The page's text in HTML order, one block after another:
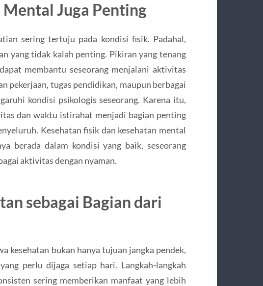
Juga Penting
sering tertuju pada kondisi fisik. Padahal,
yang tidak kalah penting. Pikiran yang tenang
membantu seseorang menjalani aktivitas
pekerjaan, tugas pendidikan, maupun berbagai
kondisi psikologis seseorang. Karena itu,
dan waktu istirahat menjadi bagian penting
Kesehatan fisik dan kesehatan mental
berada dalam kondisi yang baik, seseorang
aktivitas dengan nyaman.
sebagai Bagian dari
kesehatan bukan hanya tujuan jangka pendek,
perlu dijaga setiap hari. Langkah-langkah
sering memberikan manfaat yang lebih